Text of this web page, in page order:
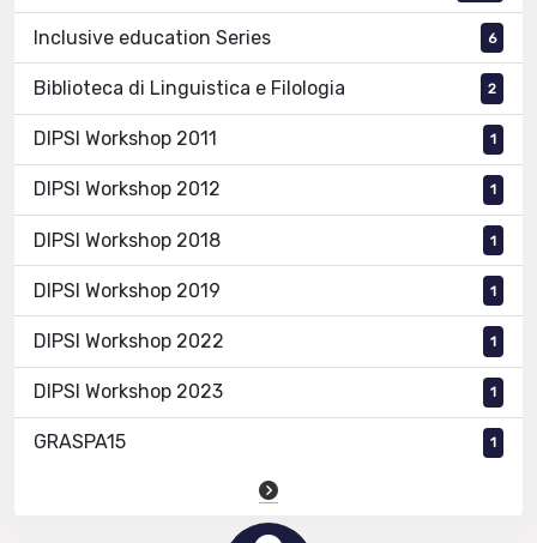
Inclusive education Series 6
Biblioteca di Linguistica e Filologia 2
DIPSI Workshop 2011 1
DIPSI Workshop 2012 1
DIPSI Workshop 2018 1
DIPSI Workshop 2019 1
DIPSI Workshop 2022 1
DIPSI Workshop 2023 1
GRASPA15 1